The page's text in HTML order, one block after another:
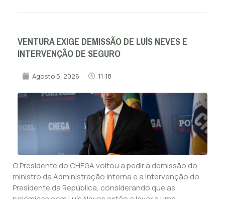
VENTURA EXIGE DEMISSÃO DE LUÍS NEVES E
INTERVENÇÃO DE SEGURO
Agosto 5, 2026 11:18
O Presidente do CHEGA voltou a pedir a demissão do
ministro da Administração Interna e a intervenção do
Presidente da República, considerando que as